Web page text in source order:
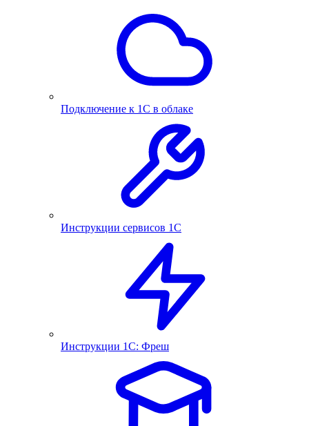
Подключение к 1С в облаке
Инструкции сервисов 1С
Инструкции 1С: Фреш